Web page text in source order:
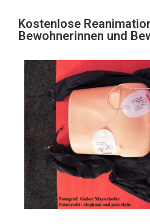
Kostenlose
Bewohnerinnen und